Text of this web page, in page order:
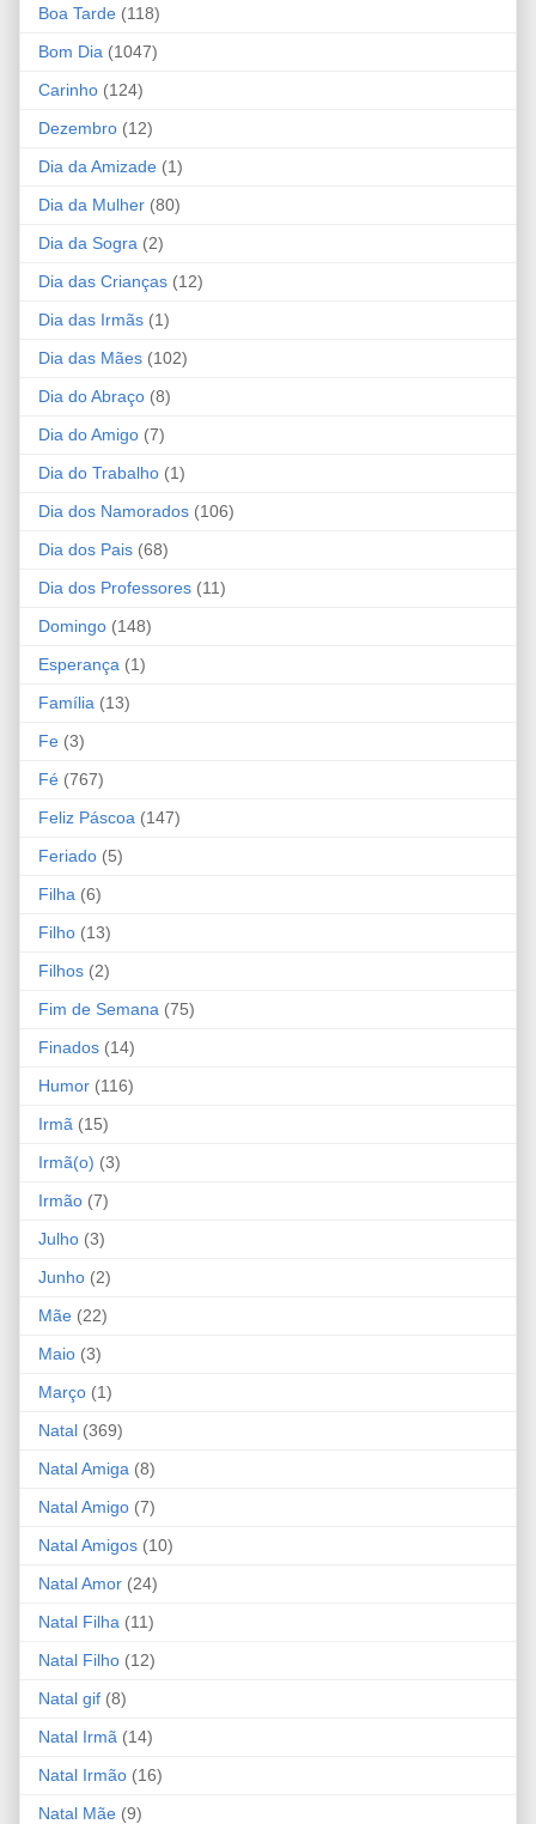
Boa Tarde (118)
Bom Dia (1047)
Carinho (124)
Dezembro (12)
Dia da Amizade (1)
Dia da Mulher (80)
Dia da Sogra (2)
Dia das Crianças (12)
Dia das Irmãs (1)
Dia das Mães (102)
Dia do Abraço (8)
Dia do Amigo (7)
Dia do Trabalho (1)
Dia dos Namorados (106)
Dia dos Pais (68)
Dia dos Professores (11)
Domingo (148)
Esperança (1)
Família (13)
Fe (3)
Fé (767)
Feliz Páscoa (147)
Feriado (5)
Filha (6)
Filho (13)
Filhos (2)
Fim de Semana (75)
Finados (14)
Humor (116)
Irmã (15)
Irmã(o) (3)
Irmão (7)
Julho (3)
Junho (2)
Mãe (22)
Maio (3)
Março (1)
Natal (369)
Natal Amiga (8)
Natal Amigo (7)
Natal Amigos (10)
Natal Amor (24)
Natal Filha (11)
Natal Filho (12)
Natal gif (8)
Natal Irmã (14)
Natal Irmão (16)
Natal Mãe (9)